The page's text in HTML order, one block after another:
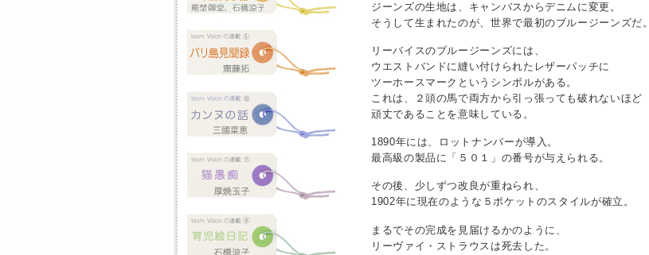
ジーンズの生地は、キャンバスからデニムに変更。
そうして生まれたのが、世界で最初のブルージーンズだ。
リーバイスのブルージーンズには、
ウエストバンドに縫い付けられたレザーパッチに
ツーホースマークというシンボルがある。
これは、２頭の馬で両方から引っ張っても破れないほど
頑丈であることを意味している。
1890年には、ロットナンバーが導入。
最高級の製品に「５０１」の番号が与えられる。
その後、少しずつ改良が重ねられ、
1902年に現在のような５ポケットのスタイルが確立。
まるでその完成を見届けるかのように、
リーヴァイ・ストラウスは死去した。